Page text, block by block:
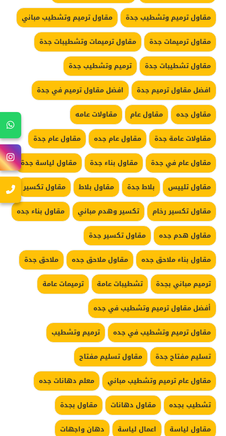
مقاول ترميم وتشطيب جدة
مقاول ترميم وتشطيب مباني
مقاول ترميمات جدة
مقاول ترميمات وتشطيبات جدة
مقاول تشطيبات جدة
ترميم وتشطيب جدة
افضل مقاول ترميم جدة
افضل مقاول ترميم في جدة
مقاول جده
مقاول عام
مقاولات عامه
مقاولات عامة جدة
مقاول عام جده
مقاول عام جدة
مقاول عام في جدة
مقاول بناء جدة
مقاول لياسة جدة
مقاول تلييس
بلاط جدة مقاول بلاط
مقاول تكسير
مقاول تكسير رخام
تكسير وهدم مباني
مقاول بناء جده
مقاول هدم جده
مقاول تكسير جدة
مقاول بناء ملاحق جده
مقاول ملاحق جده
ملاحق جدة
ترميم مباني بجدة
تشطيبات عامة
ترميمات عامة
أفضل مقاول ترميم وتشطيب في جده
مقاول ترميم وتشطيب في جده
ترميم وتشطيب
تسليم مفتاح جدة
مقاول تسليم مفتاح
مقاول عام ترميم وتشطيب مباني
معلم دهانات جده
تشطيب بجده
مقاول دهانات
مقاول بجدة
مقاول لياسة
اعمال لياسة
دهان واجهات